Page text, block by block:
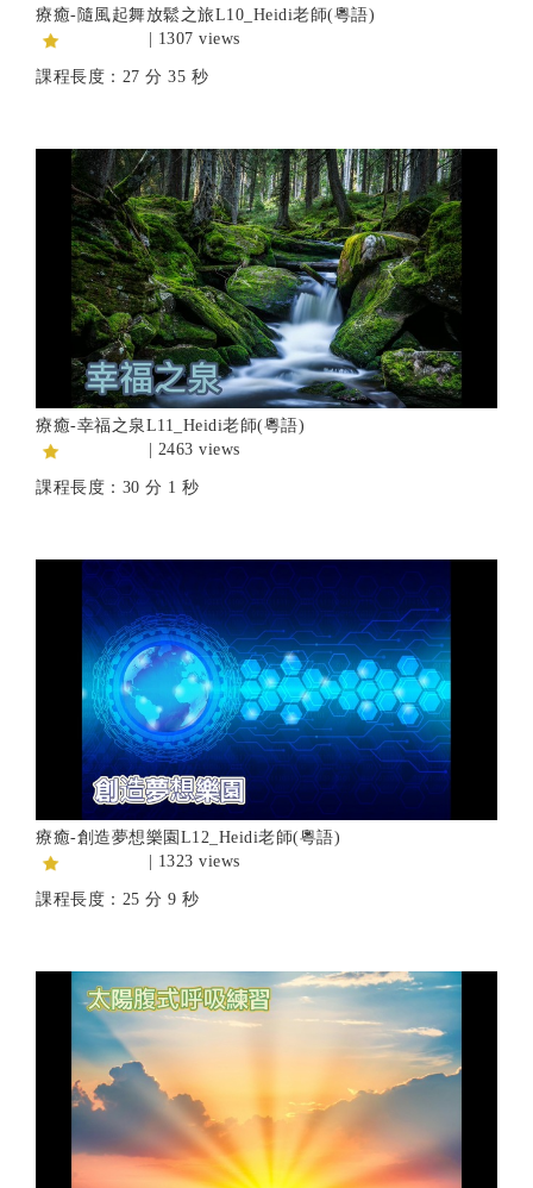
療癒-隨風起舞放鬆之旅L10_Heidi老師(粵語)
| 1307 views
課程長度：27 分 35 秒
療癒-幸福之泉L11_Heidi老師(粵語)
| 2463 views
課程長度：30 分 1 秒
療癒-創造夢想樂園L12_Heidi老師(粵語)
| 1323 views
課程長度：25 分 9 秒